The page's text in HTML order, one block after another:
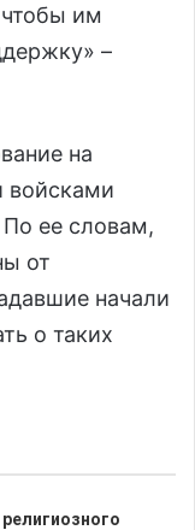
чтобы им
–
на
войсками
ее словам,
от
начали
о таких